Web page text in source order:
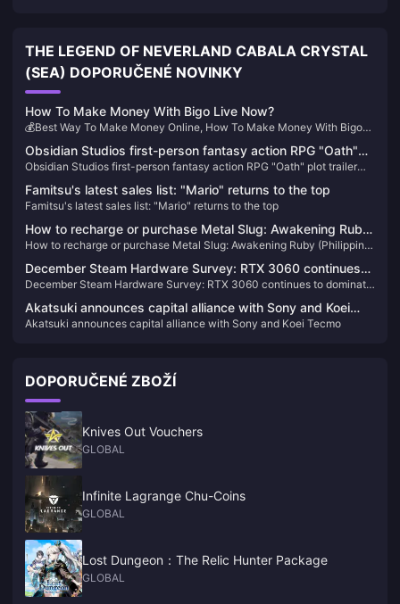
THE LEGEND OF NEVERLAND CABALA CRYSTAL
(SEA) DOPORUČENÉ NOVINKY
How To Make Money With Bigo Live Now?
💰Best Way To Make Money Online, How To Make Money With Bigo
Obsidian Studios first-person fantasy action RPG "Oath"
plot trailer released
Obsidian Studios first-person fantasy action RPG "Oath" plot trailer
Famitsu's latest sales list: "Mario" returns to the top
Famitsu's latest sales list: "Mario" returns to the top
How to recharge or purchase Metal Slug: Awakening Ruby
(Philippine version)
How to recharge or purchase Metal Slug: Awakening Ruby (Philippine
December Steam Hardware Survey: RTX 3060 continues
to dominate the list
December Steam Hardware Survey: RTX 3060 continues to dominate
Akatsuki announces capital alliance with Sony and Koei
Tecmo
Akatsuki announces capital alliance with Sony and Koei Tecmo
DOPORUČENÉ ZBOŽÍ
Knives Out Vouchers
GLOBAL
Infinite Lagrange Chu-Coins
GLOBAL
Lost Dungeon：The Relic Hunter Package
GLOBAL